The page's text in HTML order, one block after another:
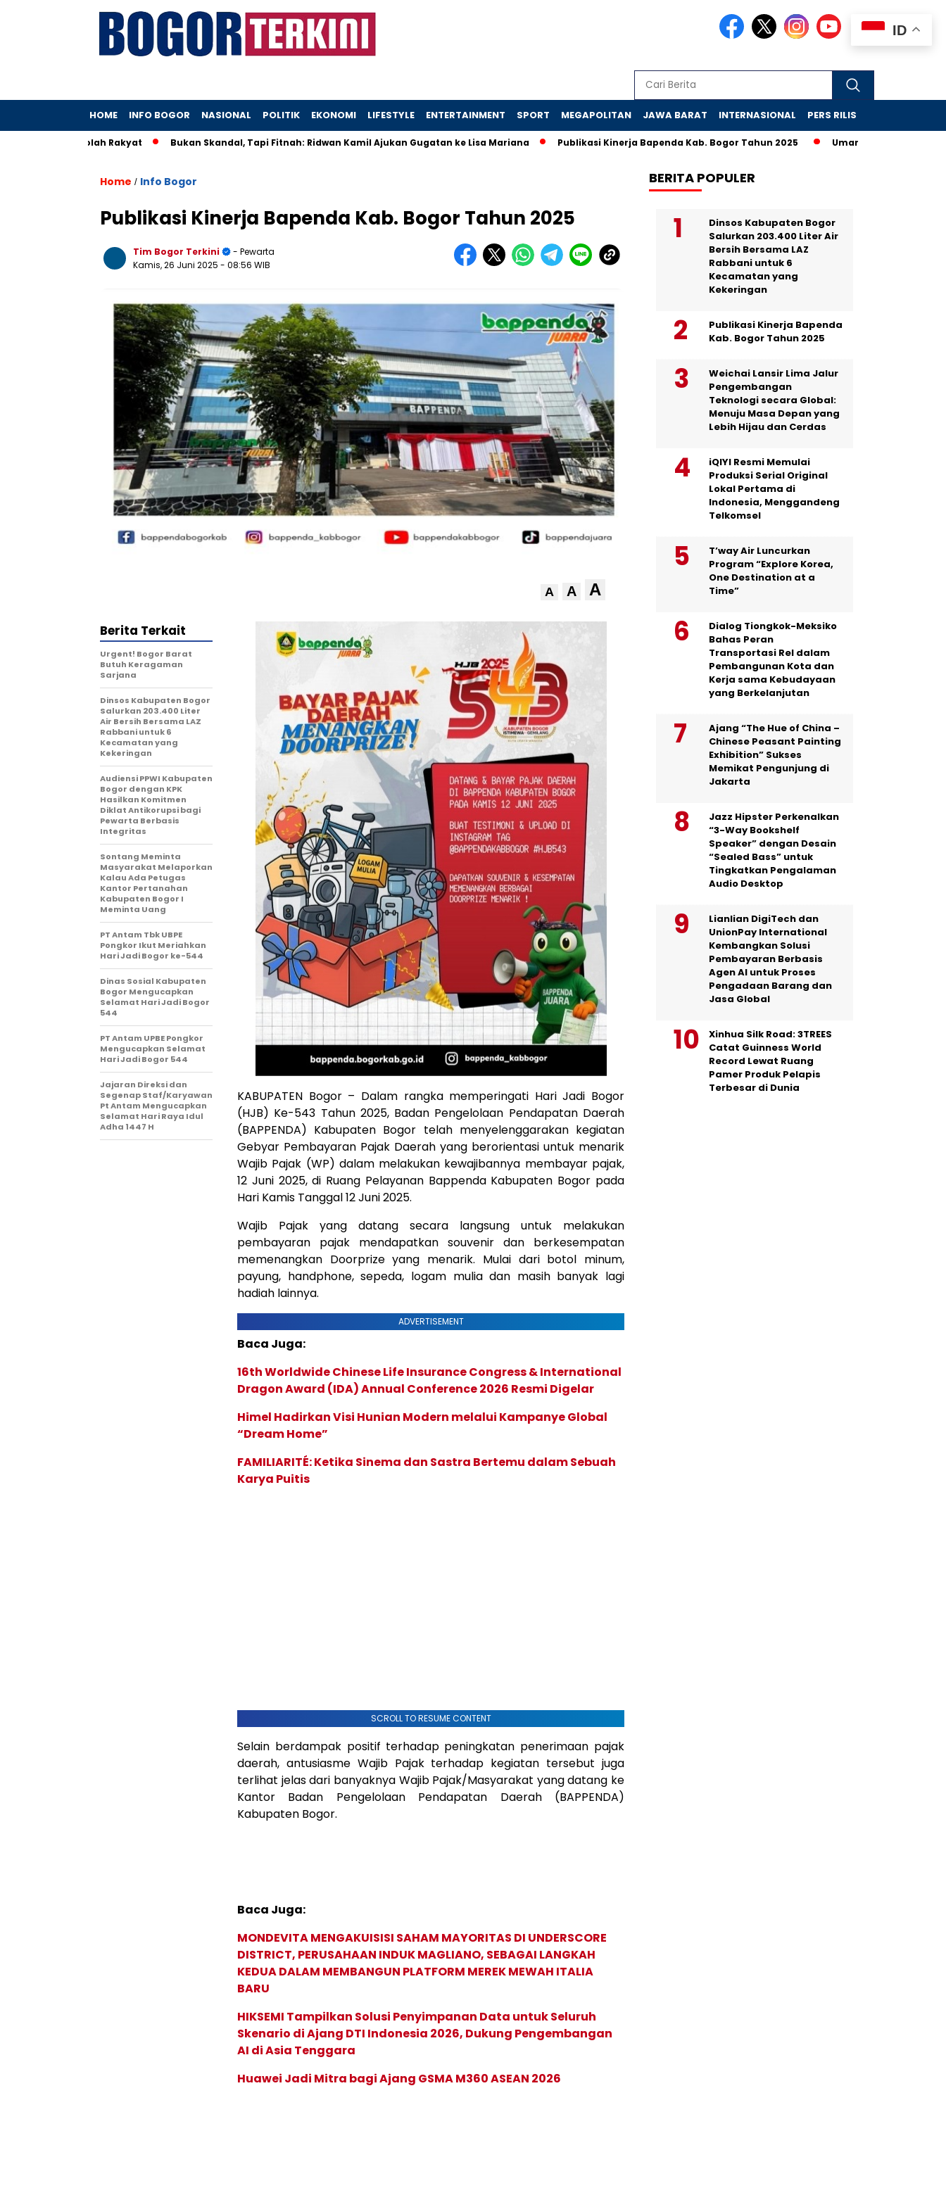
HOME INFO BOGOR NASIONAL POLITIK EKONOMI LIFESTYLE ENTERTAINMENT SPORT MEGAPOLITAN JAWA BARAT INTERNASIONAL PERS RILIS
di Sekolah Rakyat Bukan Skandal, Tapi Fitnah: Ridwan Kamil Ajukan Gugatan ke Lisa Mariana Publikasi Kinerja Bapenda Kab. Bogor Tahun 2025 Umar Bantah Berkas yang
Home / Info Bogor
Publikasi Kinerja Bapenda Kab. Bogor Tahun 2025
Tim Bogor Terkini
- Pewarta
Kamis, 26 Juni 2025 - 08:56 WIB
A A A
KABUPATEN Bogor – Dalam rangka memperingati Hari Jadi Bogor
(HJB) Ke-543 Tahun 2025, Badan Pengelolaan Pendapatan Daerah
(BAPPENDA) Kabupaten Bogor telah menyelenggarakan kegiatan
Gebyar Pembayaran Pajak Daerah yang berorientasi untuk menarik
Wajib Pajak (WP) dalam melakukan kewajibannya membayar pajak,
12 Juni 2025, di Ruang Pelayanan Bappenda Kabupaten Bogor pada
Hari Kamis Tanggal 12 Juni 2025.
Wajib Pajak yang datang secara langsung untuk melakukan
pembayaran pajak mendapatkan souvenir dan berkesempatan
memenangkan Doorprize yang menarik. Mulai dari botol minum,
payung, handphone, sepeda, logam mulia dan masih banyak lagi
hadiah lainnya.
ADVERTISEMENT
Baca Juga:
16th Worldwide Chinese Life Insurance Congress & International
Dragon Award (IDA) Annual Conference 2026 Resmi Digelar
Himel Hadirkan Visi Hunian Modern melalui Kampanye Global
“Dream Home”
FAMILIARITÉ: Ketika Sinema dan Sastra Bertemu dalam Sebuah
Karya Puitis
SCROLL TO RESUME CONTENT
Selain berdampak positif terhadap peningkatan penerimaan pajak
daerah, antusiasme Wajib Pajak terhadap kegiatan tersebut juga
terlihat jelas dari banyaknya Wajib Pajak/Masyarakat yang datang ke
Kantor Badan Pengelolaan Pendapatan Daerah (BAPPENDA)
Kabupaten Bogor.
Baca Juga:
MONDEVITA MENGAKUISISI SAHAM MAYORITAS DI UNDERSCORE
DISTRICT, PERUSAHAAN INDUK MAGLIANO, SEBAGAI LANGKAH
KEDUA DALAM MEMBANGUN PLATFORM MEREK MEWAH ITALIA
BARU
HIKSEMI Tampilkan Solusi Penyimpanan Data untuk Seluruh
Skenario di Ajang DTI Indonesia 2026, Dukung Pengembangan
AI di Asia Tenggara
Huawei Jadi Mitra bagi Ajang GSMA M360 ASEAN 2026
Berita Terkait
Urgent! Bogor Barat
Butuh Keragaman
Sarjana
Dinsos Kabupaten Bogor
Salurkan 203.400 Liter
Air Bersih Bersama LAZ
Rabbani untuk 6
Kecamatan yang
Kekeringan
Audiensi PPWI Kabupaten
Bogor dengan KPK
Hasilkan Komitmen
Diklat Antikorupsi bagi
Pewarta Berbasis
Integritas
Sontang Meminta
Masyarakat Melaporkan
Kalau Ada Petugas
Kantor Pertanahan
Kabupaten Bogor I
Meminta Uang
PT Antam Tbk UBPE
Pongkor Ikut Meriahkan
Hari Jadi Bogor ke-544
Dinas Sosial Kabupaten
Bogor Mengucapkan
Selamat Hari Jadi Bogor
544
PT Antam UPBE Pongkor
Mengucapkan Selamat
Hari Jadi Bogor 544
Jajaran Direksi dan
Segenap Staf/Karyawan
Pt Antam Mengucapkan
Selamat Hari Raya Idul
Adha 1447 H
BERITA POPULER
Dinsos Kabupaten Bogor
Salurkan 203.400 Liter Air
Bersih Bersama LAZ
Rabbani untuk 6
Kecamatan yang
Kekeringan
Publikasi Kinerja Bapenda
Kab. Bogor Tahun 2025
Weichai Lansir Lima Jalur
Pengembangan
Teknologi secara Global:
Menuju Masa Depan yang
Lebih Hijau dan Cerdas
iQIYI Resmi Memulai
Produksi Serial Original
Lokal Pertama di
Indonesia, Menggandeng
Telkomsel
T’way Air Luncurkan
Program “Explore Korea,
One Destination at a
Time”
Dialog Tiongkok-Meksiko
Bahas Peran
Transportasi Rel dalam
Pembangunan Kota dan
Kerja sama Kebudayaan
yang Berkelanjutan
Ajang “The Hue of China –
Chinese Peasant Painting
Exhibition” Sukses
Memikat Pengunjung di
Jakarta
Jazz Hipster Perkenalkan
“3-Way Bookshelf
Speaker” dengan Desain
“Sealed Bass” untuk
Tingkatkan Pengalaman
Audio Desktop
Lianlian DigiTech dan
UnionPay International
Kembangkan Solusi
Pembayaran Berbasis
Agen AI untuk Proses
Pengadaan Barang dan
Jasa Global
Xinhua Silk Road: 3TREES
Catat Guinness World
Record Lewat Ruang
Pamer Produk Pelapis
Terbesar di Dunia
ID